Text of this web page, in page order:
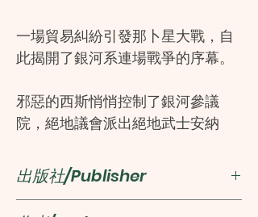
一場貿易糾紛引發那卜星大戰，自
此揭開了銀河系連場戰爭的序幕。
邪惡的西斯悄悄控制了銀河參議
院，絕地議會派出絕地武士安納
個在幕後操控一切的人是誰？
另一方面，身負監察重任的安納金
出版社/Publisher
新雅文化事業有限公司